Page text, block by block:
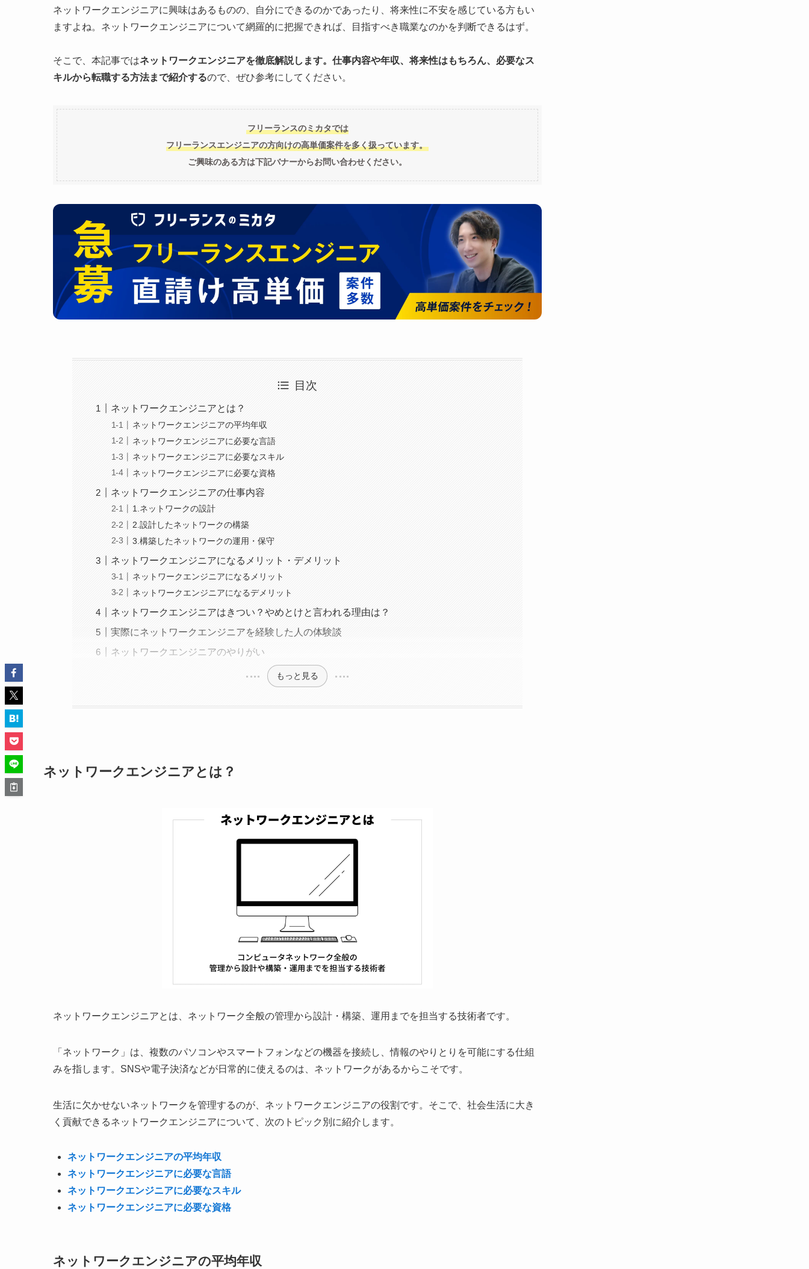
ネットワークエンジニアに興味はあるものの、自分にできるのかであったり、将来性に不安を感じている方もい
ますよね。ネットワークエンジニアについて網羅的に把握できれば、目指すべき職業なのかを判断できるはず。
そこで、本記事ではネットワークエンジニアを徹底解説します。仕事内容や年収、将来性はもちろん、必要なス
キルから転職する方法まで紹介するので、ぜひ参考にしてください。
フリーランスのミカタでは
フリーランスエンジニアの方向けの高単価案件を多く扱っています。
ご興味のある方は下記バナーからお問い合わせください。
目次
ネットワークエンジニアとは？
ネットワークエンジニアの平均年収
ネットワークエンジニアに必要な言語
ネットワークエンジニアに必要なスキル
ネットワークエンジニアに必要な資格
ネットワークエンジニアの仕事内容
1.ネットワークの設計
2.設計したネットワークの構築
3.構築したネットワークの運用・保守
ネットワークエンジニアになるメリット・デメリット
ネットワークエンジニアになるメリット
ネットワークエンジニアになるデメリット
ネットワークエンジニアはきつい？やめとけと言われる理由は？
実際にネットワークエンジニアを経験した人の体験談
ネットワークエンジニアのやりがい
もっと見る
ネットワークエンジニアとは？
ネットワークエンジニアとは、ネットワーク全般の管理から設計・構築、運用までを担当する技術者です。
「ネットワーク」は、複数のパソコンやスマートフォンなどの機器を接続し、情報のやりとりを可能にする仕組
みを指します。SNSや電子決済などが日常的に使えるのは、ネットワークがあるからこそです。
生活に欠かせないネットワークを管理するのが、ネットワークエンジニアの役割です。そこで、社会生活に大き
く貢献できるネットワークエンジニアについて、次のトピック別に紹介します。
ネットワークエンジニアの平均年収
ネットワークエンジニアに必要な言語
ネットワークエンジニアに必要なスキル
ネットワークエンジニアに必要な資格
ネットワークエンジニアの平均年収